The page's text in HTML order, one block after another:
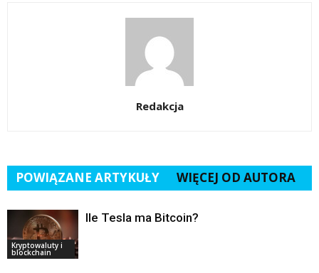
Redakcja
POWIĄZANE ARTYKUŁY WIĘCEJ OD AUTORA
Kryptowaluty i
blockchain
Ile Tesla ma Bitcoin?